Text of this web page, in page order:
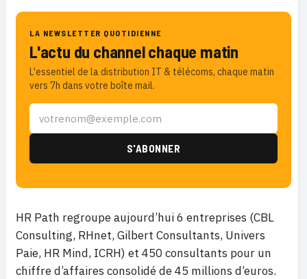
LA NEWSLETTER QUOTIDIENNE
L'actu du channel chaque matin
L'essentiel de la distribution IT & télécoms, chaque matin
vers 7h dans votre boîte mail.
HR Path regroupe aujourd’hui 6 entreprises (CBL
Consulting, RHnet, Gilbert Consultants, Univers
Paie, HR Mind, ICRH) et 450 consultants pour un
chiffre d’affaires consolidé de 45 millions d’euros.